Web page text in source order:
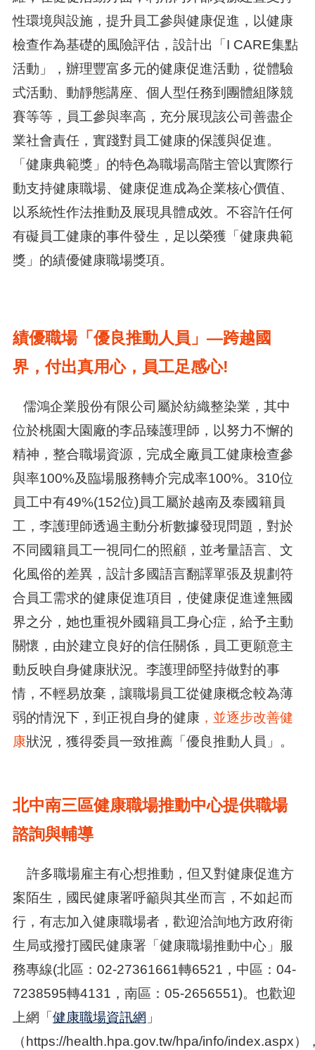
性環境與設施，提升員工參與健康促進，以健康
檢查作為基礎的風險評估，設計出「I CARE集點
活動」，辦理豐富多元的健康促進活動，從體驗
式活動、動靜態講座、個人型任務到團體組隊競
賽等等，員工參與率高，充分展現該公司善盡企
業社會責任，實踐對員工健康的保護與促進。
「健康典範獎」的特色為職場高階主管以實際行
動支持健康職場、健康促進成為企業核心價值、
以系統性作法推動及展現具體成效。不容許任何
有礙員工健康的事件發生，足以榮獲「健康典範
獎」的績優健康職場獎項。
績優職場「優良推動人員 」—跨越國
界，付出真用心，員工足感心!
儒鴻企業股份有限公司屬於紡織整染業，其中
位於桃園大園廠的李品臻護理師，以努力不懈的
精神，整合職場資源，完成全廠員工健康檢查參
與率100%及臨場服務轉介完成率100%。310位
員工中有49%(152位)員工屬於越南及泰國籍員
工，李護理師透過主動分析數據發現問題，對於
不同國籍員工一視同仁的照顧，並考量語言、文
化風俗的差異，設計多國語言翻譯單張及規劃符
合員工需求的健康促進項目，使健康促進達無國
界之分，她也重視外國籍員工身心症，給予主動
關懷，由於建立良好的信任關係，員工更願意主
動反映自身健康狀況。李護理師堅持做對的事
情，不輕易放棄，讓職場員工從健康概念較為薄
弱的情況下，到正視自身的健康 ，並逐步改善健
康狀況，獲得委員一致推薦「優良推動人員」。
北中南三區健康職場推動中心提供職場
諮詢與輔導
許多職場雇主有心想推動，但又對健康促進方
案陌生，國民健康署呼籲與其坐而言，不如起而
行，有志加入健康職場者，歡迎洽詢地方政府衛
生局或撥打國民健康署「健康職場推動中心」服
務專線(北區：02-27361661轉6521，中區：04-
7238595轉4131，南區：05-2656551)。也歡迎
上網「 健康職場資訊網 」
（https://health.hpa.gov.tw/hpa/info/index.aspx）